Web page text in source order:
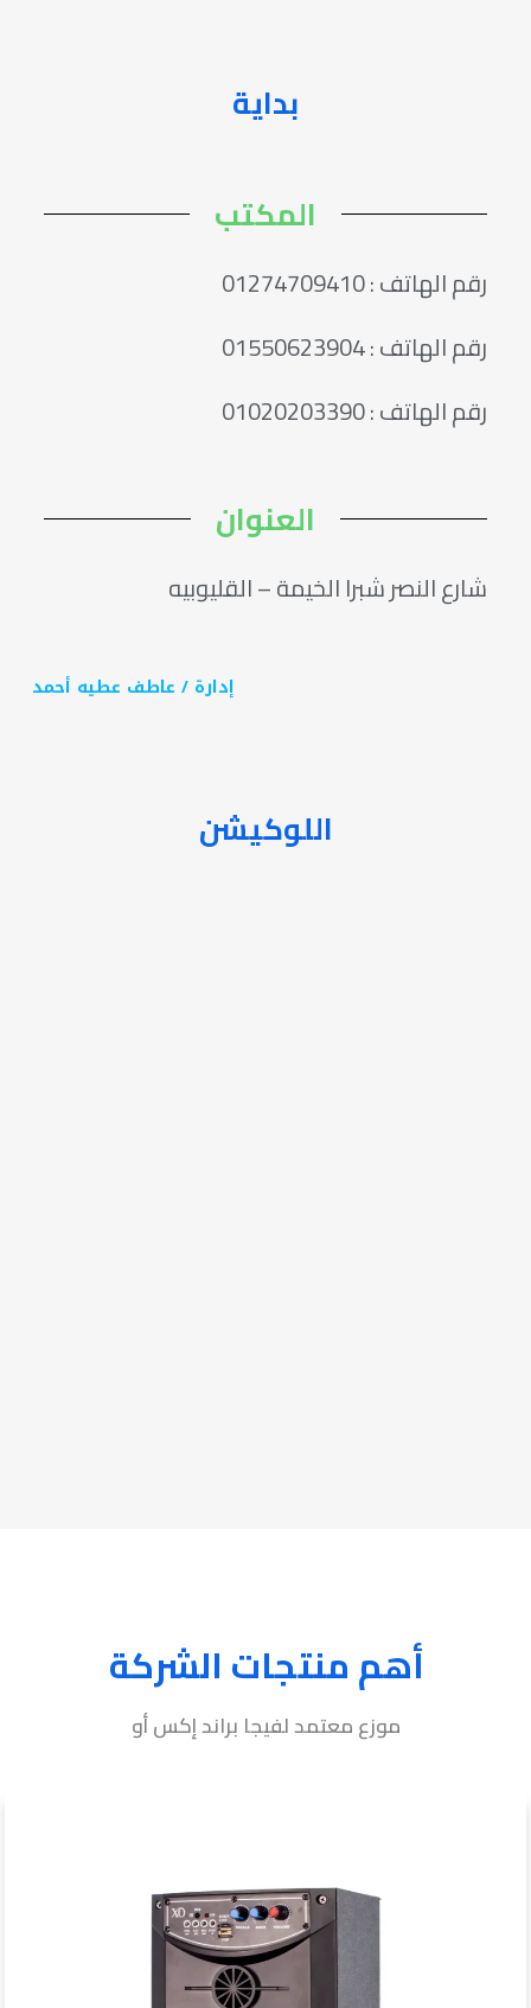
بداية
المكتب
رقم الهاتف : 01274709410
رقم الهاتف : 01550623904
رقم الهاتف : 01020203390
العنوان
شارع النصر شبرا الخيمة – القليوبيه
إدارة / عاطف عطيه أحمد
اللوكيشن
أهم منتجات الشركة
موزع معتمد لفيجا براند إكس أو